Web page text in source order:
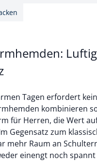
Tagen erfordert
kombinieren
für Herren, die Wert
Gegensatz zum
mehr Raum an
einengt noch